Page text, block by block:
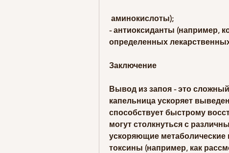
аминокислоты);
- антиоксиданты (например,
определенных
Заключение
Вывод из запоя - это сложный
капельница ускоряет
способствует быстрому
могут столкнуться с
ускоряющие
токсины (например, как